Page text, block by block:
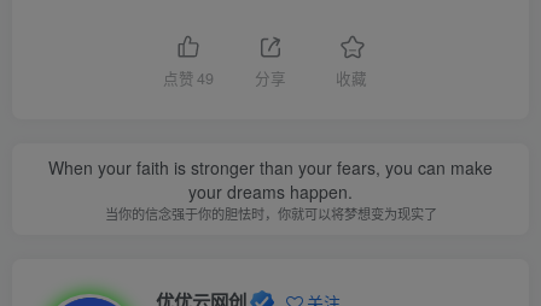
点赞49 分享 收藏
When your faith is stronger than your fears, you can make
your dreams happen.
当你的信念强于你的胆怯时，你就可以将梦想变为现实了